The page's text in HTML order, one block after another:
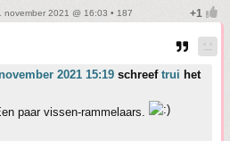
november 2021 @ 16:03 • 187
2021 15:19 schreef trui het
paar vissen-rammelaars.